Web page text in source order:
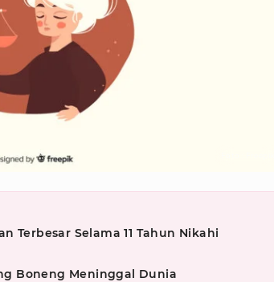
Terbesar Selama 11 Tahun Nikahi
Boneng Meninggal Dunia